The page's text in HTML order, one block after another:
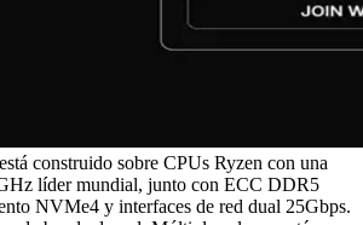
construido sobre CPUs Ryzen con una
líder mundial, junto con ECC DDR5
NVMe4 y interfaces de red dual 25Gbps.